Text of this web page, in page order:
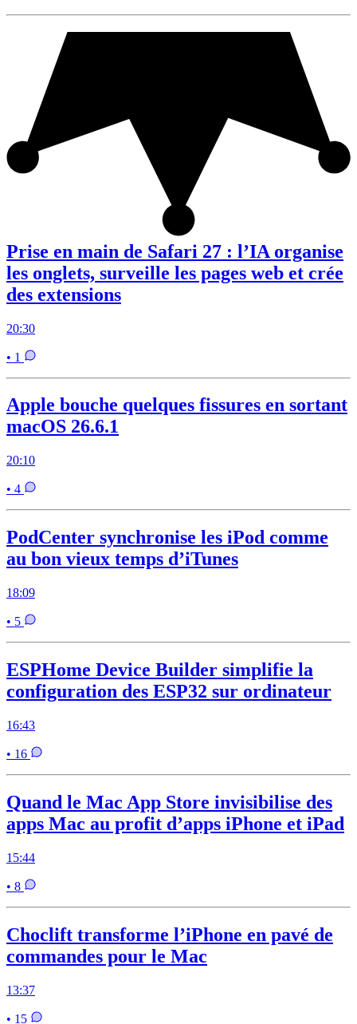
Prise en main de Safari 27 : l’IA organise
les onglets, surveille les pages web et crée
des extensions
20:30
• 1
Apple bouche quelques fissures en sortant
macOS 26.6.1
20:10
• 4
PodCenter synchronise les iPod comme
au bon vieux temps d’iTunes
18:09
• 5
ESPHome Device Builder simplifie la
configuration des ESP32 sur ordinateur
16:43
• 16
Quand le Mac App Store invisibilise des
apps Mac au profit d’apps iPhone et iPad
15:44
• 8
Choclift transforme l’iPhone en pavé de
commandes pour le Mac
13:37
• 15